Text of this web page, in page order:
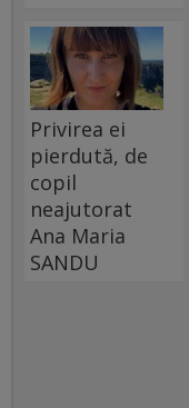
Privirea ei
pierdută, de
copil
neajutorat
Ana Maria
SANDU